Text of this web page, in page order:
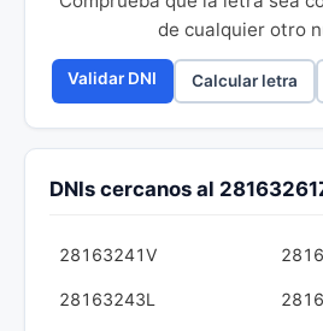
de cualquier otro
Validar DNI Calcular letra
DNIs cercanos al
28163241V
28163243L